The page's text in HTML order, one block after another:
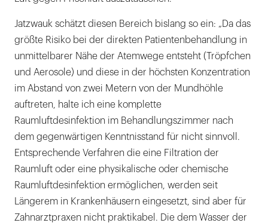
Jatzwauk schätzt diesen Bereich bislang so ein: „Da das
größte Risiko bei der direkten Patientenbehandlung in
unmittelbarer Nähe der Atemwege entsteht (Tröpfchen
und Aerosole) und diese in der höchsten Konzentration
im Abstand von zwei Metern von der Mundhöhle
auftreten, halte ich eine komplette
Raumluftdesinfektion im Behandlungszimmer nach
dem gegenwärtigen Kenntnisstand für nicht sinnvoll.
Entsprechende Verfahren die eine Filtration der
Raumluft oder eine physikalische oder chemische
Raumluftdesinfektion ermöglichen, werden seit
Längerem in Krankenhäusern eingesetzt, sind aber für
Zahnarztpraxen nicht praktikabel. Die dem Wasser der